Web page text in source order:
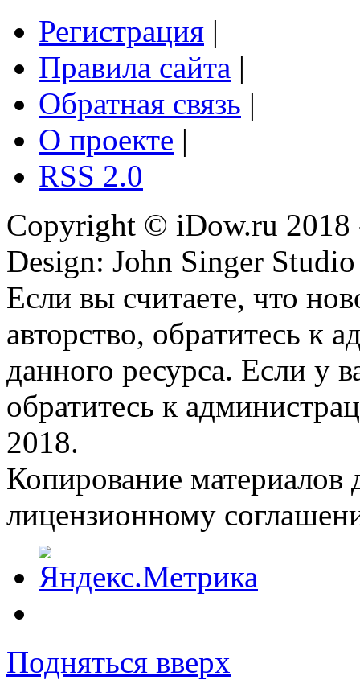
Регистрация |
Правила сайта |
Обратная связь |
О проекте |
RSS 2.0
Copyright © iDow.ru 2018
Design: John Singer Studio
Если вы считаете, что
авторство, обратитесь к
данного ресурса. Если у
обратитесь к
2018.
Копирование материалов
лицензионному
Подняться вверх